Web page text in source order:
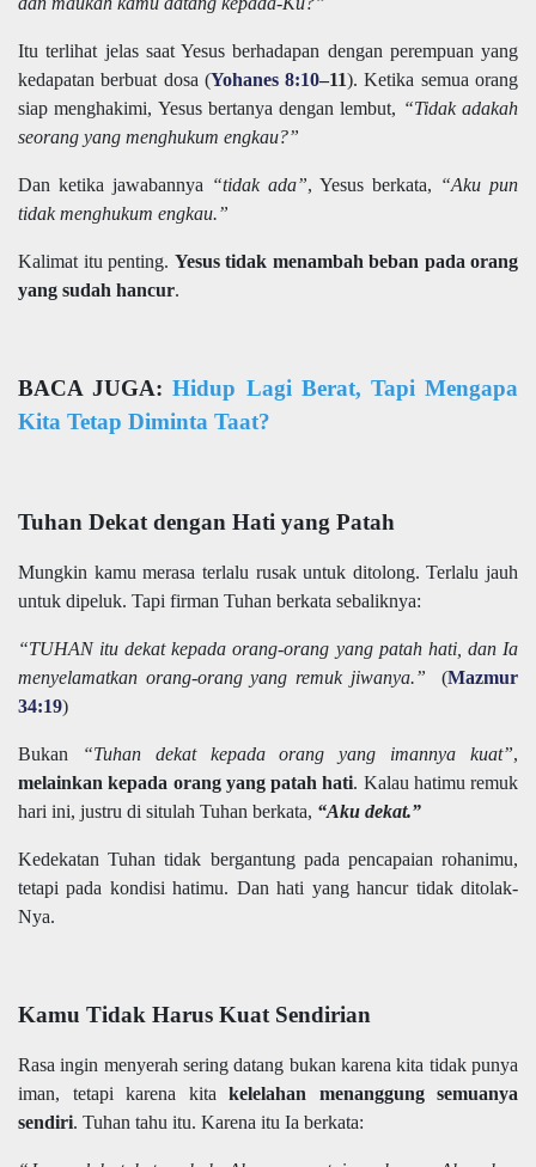
Itu terlihat jelas saat Yesus berhadapan dengan perempuan yang
kedapatan berbuat dosa (Yohanes 8:10–11). Ketika semua orang
siap menghakimi, Yesus bertanya dengan lembut, “Tidak adakah
seorang yang menghukum engkau?”
Dan ketika jawabannya “tidak ada”, Yesus berkata, “Aku pun
tidak menghukum engkau.”
Kalimat itu penting. Yesus tidak menambah beban pada orang
yang sudah hancur.
BACA JUGA:Hidup Lagi Berat, Tapi Mengapa
Kita Tetap Diminta Taat?
Tuhan Dekat dengan Hati yang Patah
Mungkin kamu merasa terlalu rusak untuk ditolong. Terlalu jauh
untuk dipeluk. Tapi firman Tuhan berkata sebaliknya:
“TUHAN itu dekat kepada orang-orang yang patah hati, dan Ia
menyelamatkan orang-orang yang remuk jiwanya.”
(Mazmur
34:19)
Bukan “Tuhan dekat kepada orang yang imannya kuat”,
melainkan kepada orang yang patah hati. Kalau hatimu remuk
hari ini, justru di situlah Tuhan berkata, “Aku dekat.”
Kedekatan Tuhan tidak bergantung pada pencapaian rohanimu,
tetapi pada kondisi hatimu. Dan hati yang hancur tidak ditolak-
Nya.
Kamu Tidak Harus Kuat Sendirian
Rasa ingin menyerah sering datang bukan karena kita tidak punya
iman, tetapi karena kita kelelahan menanggung semuanya
sendiri. Tuhan tahu itu. Karena itu Ia berkata: